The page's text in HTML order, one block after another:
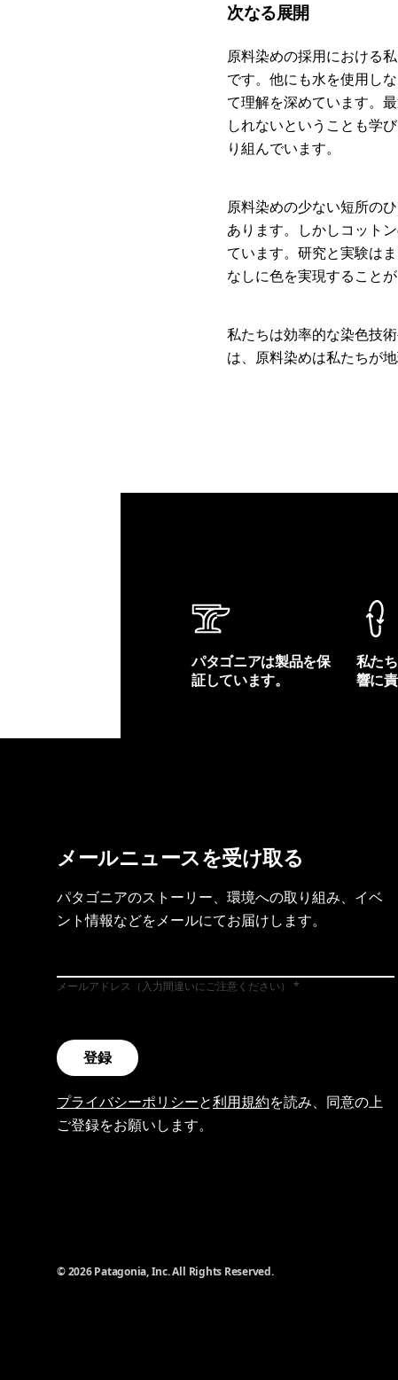
次なる展開
原料染めの採用における
です。他にも水を使用し
て理解を深めています。
しれないということも学
り組んでいます。
原料染めの少ない短所の
あります。しかしコット
ています。研究と実験は
なしに色を実現すること
私たちは効率的な染色技
は、原料染めは私たちが
パタゴニアは製品を保
証しています。
私た
響に
メールニュースを受け取る
パタゴニアのストーリー、環境への取り組み、イベ
ント情報などをメールにてお届けします。
メールアドレス（入力間違いにご注意ください）
登録
プライバシーポリシーと利用規約を読み、同意の上
ご登録をお願いします。
© 2026 Patagonia, Inc. All Rights Reserved.